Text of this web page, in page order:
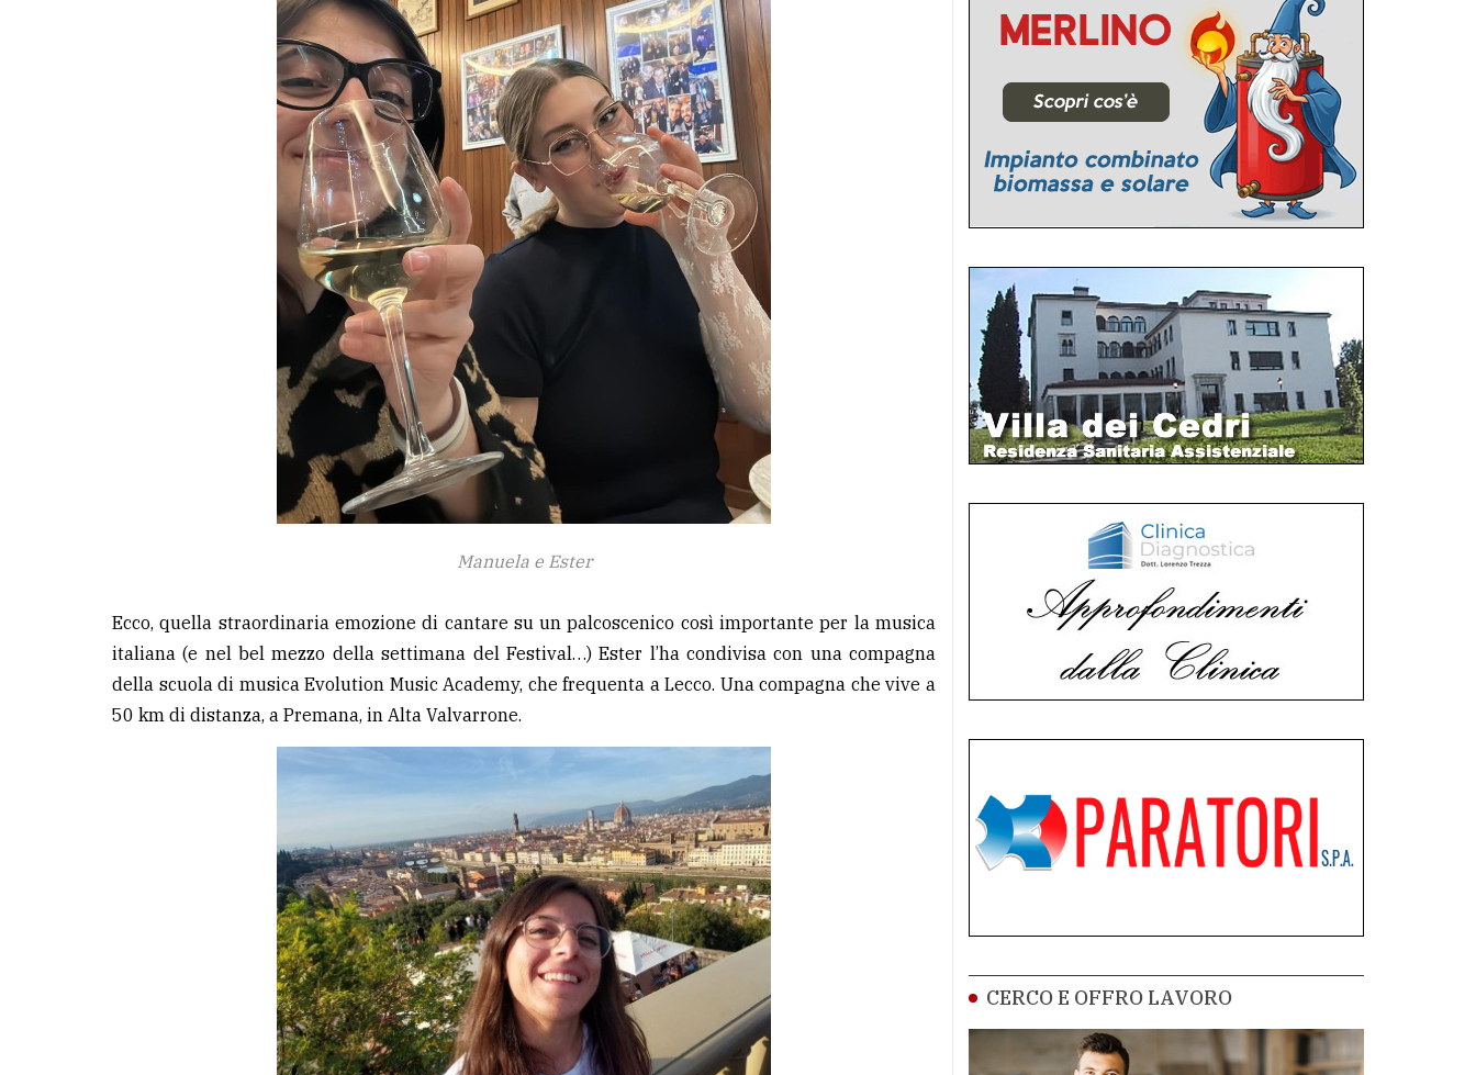
Manuela e Ester
Ecco, quella straordinaria emozione di cantare su un palcoscenico così importante per la musica
italiana (e nel bel mezzo della settimana del Festival…) Ester l’ha condivisa con una compagna
della scuola di musica Evolution Music Academy, che frequenta a Lecco. Una compagna che vive a
50 km di distanza, a Premana, in Alta Valvarrone.
CERCO E OFFRO LAVORO